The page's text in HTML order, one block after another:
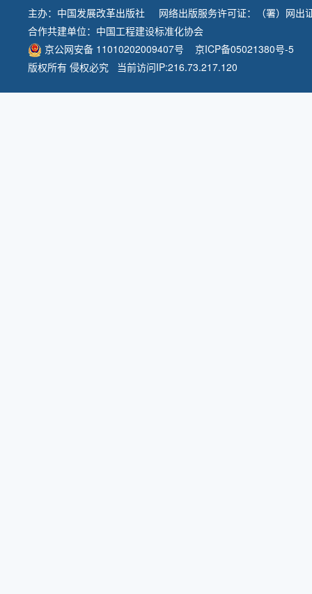
主办： 中国发展改革出版社
网络出版服务许可证：（署）网出
合作共建单位： 中国工程建设标准化协会
京公网安备 11010202009407号
京ICP备05021380号-5
版权所有 侵权必究 当前访问IP:216.73.217.120